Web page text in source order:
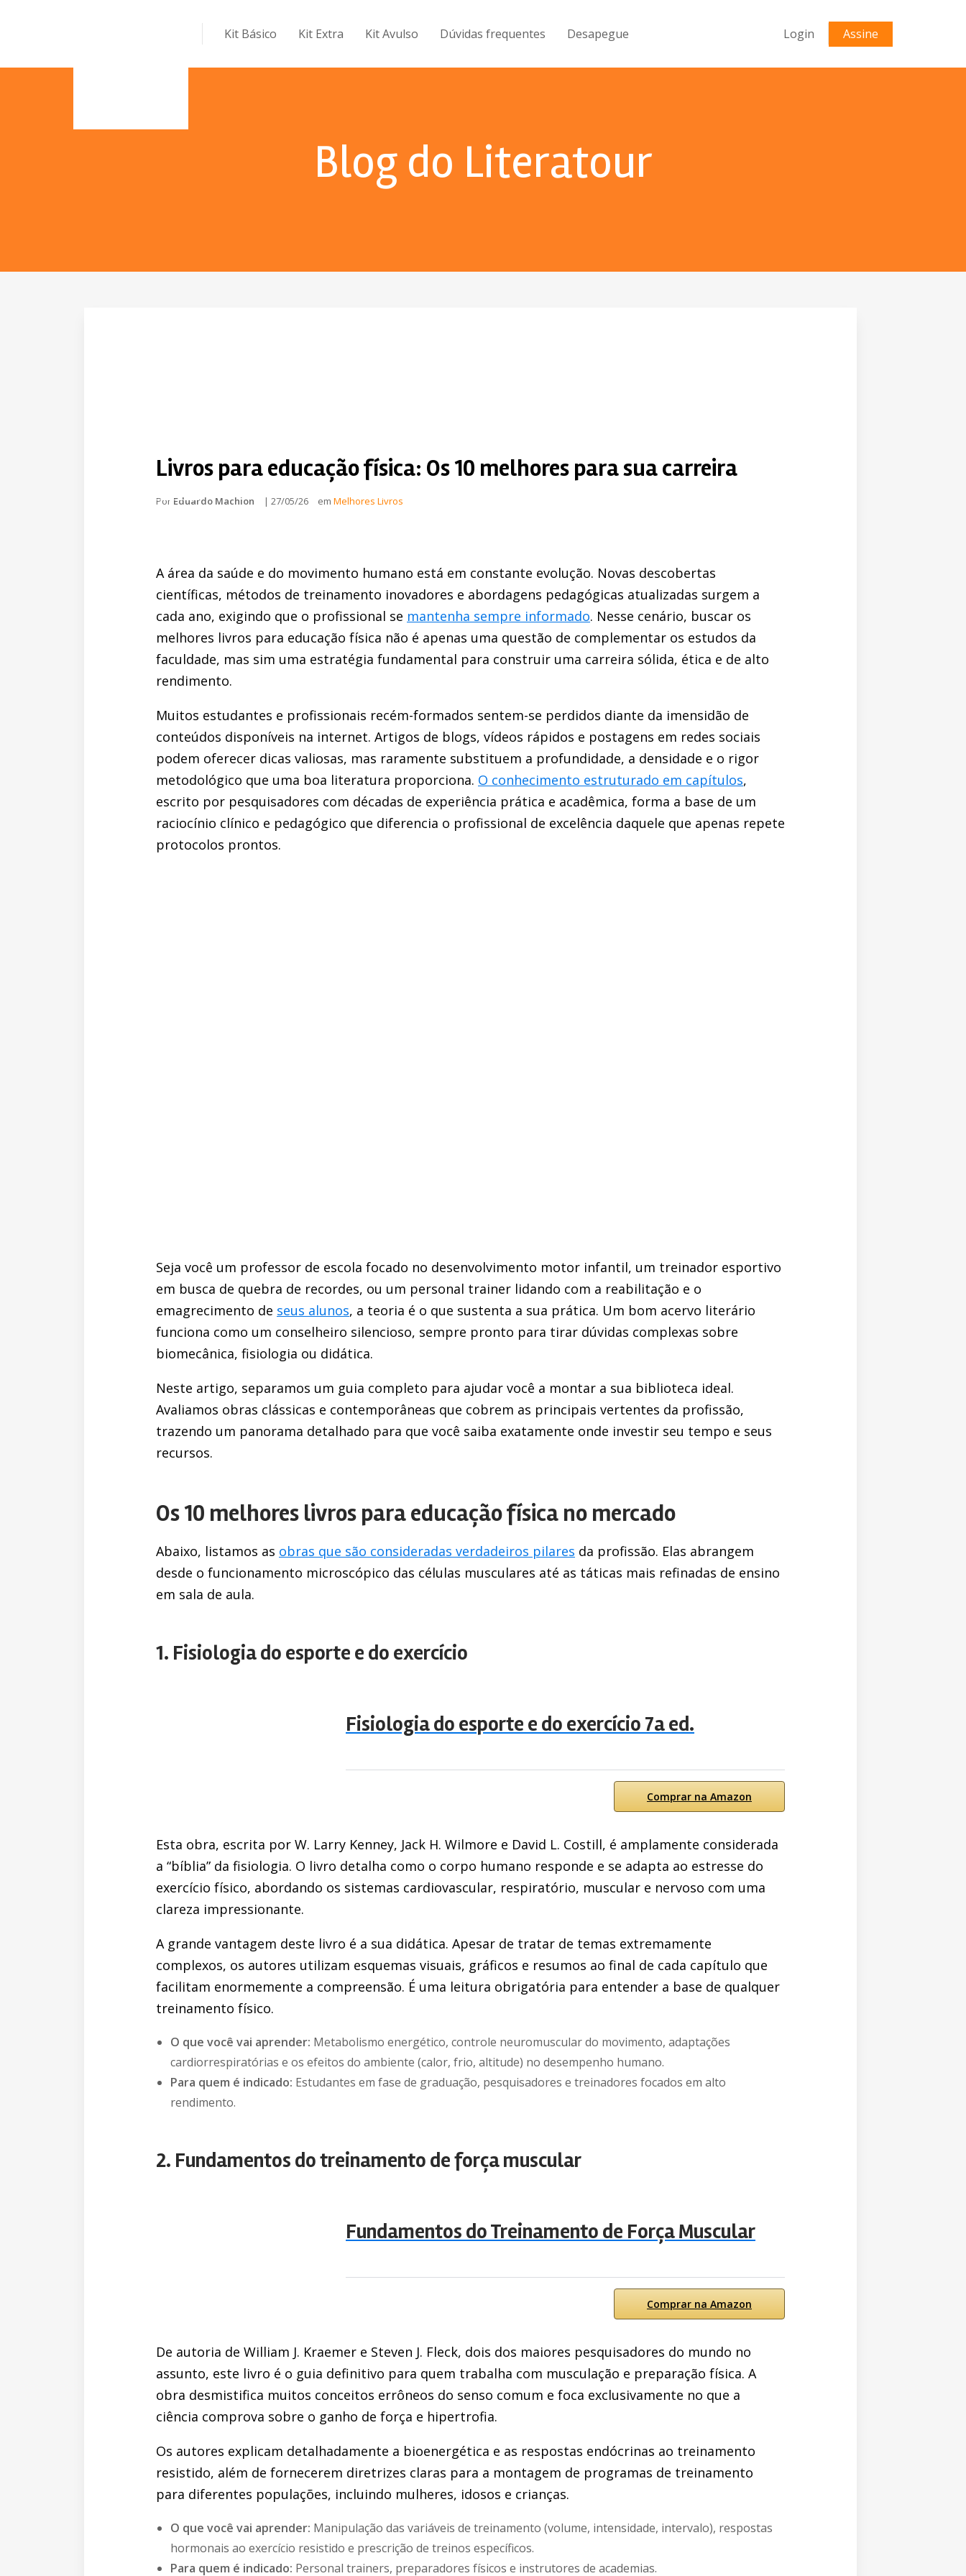
Kit Básico Kit Extra Kit Avulso Dúvidas frequentes Desapegue Login Assine
Blog do Literatour
Livros para educação física: Os 10 melhores para sua carreira
Por Eduardo Machion | 27/05/26 em Melhores Livros
A área da saúde e do movimento humano está em constante evolução. Novas descobertas
científicas, métodos de treinamento inovadores e abordagens pedagógicas atualizadas surgem a
cada ano, exigindo que o profissional se mantenha sempre informado. Nesse cenário, buscar os
melhores livros para educação física não é apenas uma questão de complementar os estudos da
faculdade, mas sim uma estratégia fundamental para construir uma carreira sólida, ética e de alto
rendimento.
Muitos estudantes e profissionais recém-formados sentem-se perdidos diante da imensidão de
conteúdos disponíveis na internet. Artigos de blogs, vídeos rápidos e postagens em redes sociais
podem oferecer dicas valiosas, mas raramente substituem a profundidade, a densidade e o rigor
metodológico que uma boa literatura proporciona. O conhecimento estruturado em capítulos,
escrito por pesquisadores com décadas de experiência prática e acadêmica, forma a base de um
raciocínio clínico e pedagógico que diferencia o profissional de excelência daquele que apenas repete
protocolos prontos.
Seja você um professor de escola focado no desenvolvimento motor infantil, um treinador esportivo
em busca de quebra de recordes, ou um personal trainer lidando com a reabilitação e o
emagrecimento de seus alunos, a teoria é o que sustenta a sua prática. Um bom acervo literário
funciona como um conselheiro silencioso, sempre pronto para tirar dúvidas complexas sobre
biomecânica, fisiologia ou didática.
Neste artigo, separamos um guia completo para ajudar você a montar a sua biblioteca ideal.
Avaliamos obras clássicas e contemporâneas que cobrem as principais vertentes da profissão,
trazendo um panorama detalhado para que você saiba exatamente onde investir seu tempo e seus
recursos.
Os 10 melhores livros para educação física no mercado
Abaixo, listamos as obras que são consideradas verdadeiros pilares da profissão. Elas abrangem
desde o funcionamento microscópico das células musculares até as táticas mais refinadas de ensino
em sala de aula.
1. Fisiologia do esporte e do exercício
Fisiologia do esporte e do exercício 7a ed.
Comprar na Amazon
Esta obra, escrita por W. Larry Kenney, Jack H. Wilmore e David L. Costill, é amplamente considerada
a “bíblia” da fisiologia. O livro detalha como o corpo humano responde e se adapta ao estresse do
exercício físico, abordando os sistemas cardiovascular, respiratório, muscular e nervoso com uma
clareza impressionante.
A grande vantagem deste livro é a sua didática. Apesar de tratar de temas extremamente
complexos, os autores utilizam esquemas visuais, gráficos e resumos ao final de cada capítulo que
facilitam enormemente a compreensão. É uma leitura obrigatória para entender a base de qualquer
treinamento físico.
O que você vai aprender: Metabolismo energético, controle neuromuscular do movimento, adaptações
cardiorrespiratórias e os efeitos do ambiente (calor, frio, altitude) no desempenho humano.
Para quem é indicado: Estudantes em fase de graduação, pesquisadores e treinadores focados em alto
rendimento.
2. Fundamentos do treinamento de força muscular
Fundamentos do Treinamento de Força Muscular
Comprar na Amazon
De autoria de William J. Kraemer e Steven J. Fleck, dois dos maiores pesquisadores do mundo no
assunto, este livro é o guia definitivo para quem trabalha com musculação e preparação física. A
obra desmistifica muitos conceitos errôneos do senso comum e foca exclusivamente no que a
ciência comprova sobre o ganho de força e hipertrofia.
Os autores explicam detalhadamente a bioenergética e as respostas endócrinas ao treinamento
resistido, além de fornecerem diretrizes claras para a montagem de programas de treinamento
para diferentes populações, incluindo mulheres, idosos e crianças.
O que você vai aprender: Manipulação das variáveis de treinamento (volume, intensidade, intervalo), respostas
hormonais ao exercício resistido e prescrição de treinos específicos.
Para quem é indicado: Personal trainers, preparadores físicos e instrutores de academias.